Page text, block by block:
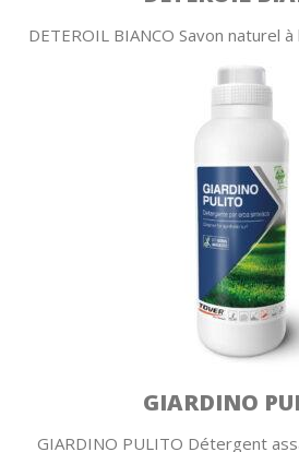
DETEROIL BIANCO Savon naturel
GIARDINO
GIARDINO PULITO Détergent